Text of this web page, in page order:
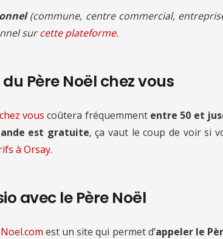
(commune, centre commercial,
surcette plateforme.
Père Noël chez vous
vous coûtera fréquemment entre 50 et
est gratuite, ça vaut le coup de voir si
à Orsay.
avec le Père Noël
est un site qui permet d’appeler le